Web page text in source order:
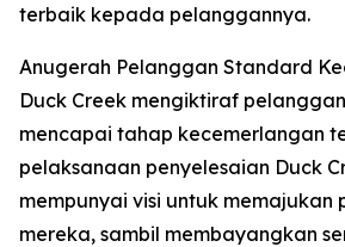
terbaik kepada pelanggannya.
Anugerah Pelanggan Standard
Duck Creek mengiktiraf
mencapai tahap kecemerlangan
pelaksanaan penyelesaian Duck
mempunyai visi untuk memajukan
mereka, sambil membayangkan